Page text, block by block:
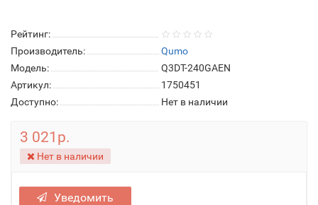
Рейтинг:
Производитель:
Qumo
Модель:
Q3DT-240GAEN
Артикул:
1750451
Доступно:
Нет в наличии
3 021р.
Нет в наличии
Уведомить